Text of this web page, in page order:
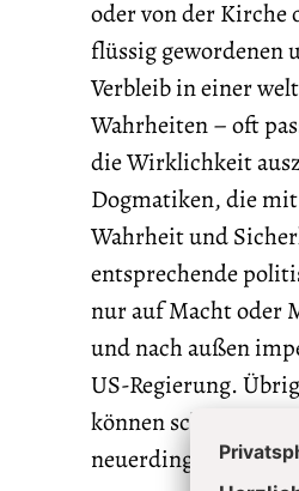
oder von der
flüssig gewordenen
Verbleib in einer
Wahrheiten – oft
die Wirklichkeit
Dogmatiken, die
Wahrheit und
entsprechende
nur auf Macht oder
und nach außen
US-Regierung.
können schnell
neuerdings Syrien.